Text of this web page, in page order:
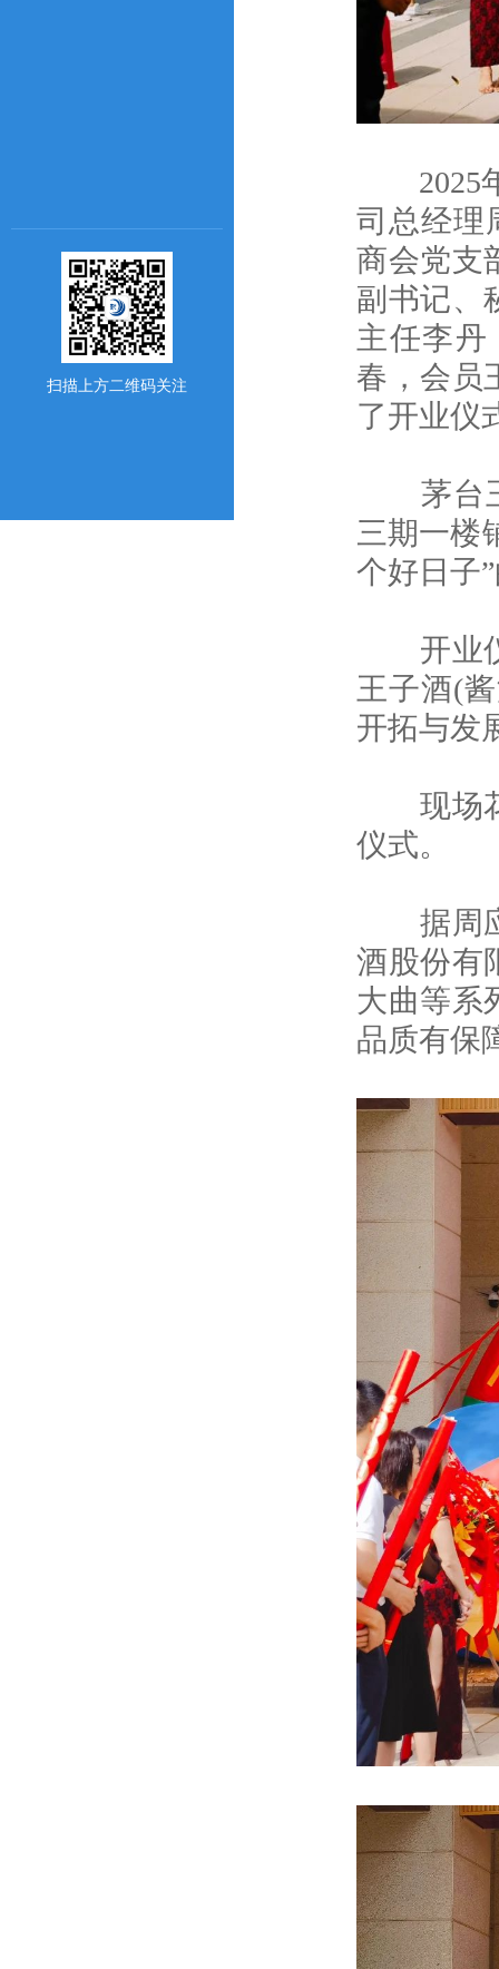
扫描上方二维码关注
2025年
司总经理
商会党支
副书记、
主任李丹
春，会员
了开业仪
茅台王
三期一楼
个好日子
开业仪
王子酒(
开拓与发
现场花
仪式。
据周应
酒股份有
大曲等系
品质有保